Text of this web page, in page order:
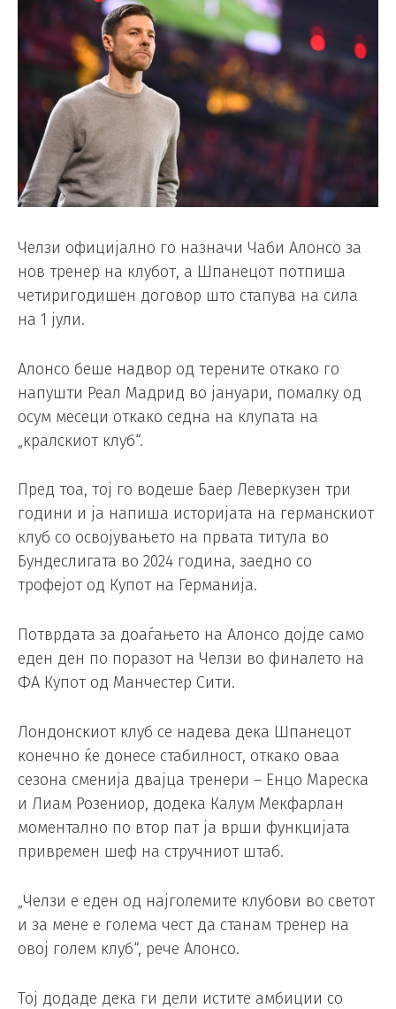
Челзи официјално го назначи Чаби Алонсо за
нов тренер на клубот, а Шпанецот потпиша
четиригодишен договор што стапува на сила
на 1 јули.
Алонсо беше надвор од терените откако го
напушти Реал Мадрид во јануари, помалку од
осум месеци откако седна на клупата на
„кралскиот клуб“.
Пред тоа, тој го водеше Баер Леверкузен три
години и ја напиша историјата на германскиот
клуб со освојувањето на првата титула во
Бундеслигата во 2024 година, заедно со
трофејот од Купот на Германија.
Потврдата за доаѓањето на Алонсо дојде само
еден ден по поразот на Челзи во финалето на
ФА Купот од Манчестер Сити.
Лондонскиот клуб се надева дека Шпанецот
конечно ќе донесе стабилност, откако оваа
сезона сменија двајца тренери – Енцо Мареска
и Лиам Розениор, додека Калум Мекфарлан
моментално по втор пат ја врши функцијата
привремен шеф на стручниот штаб.
„Челзи е еден од најголемите клубови во светот
и за мене е голема чест да станам тренер на
овој голем клуб“, рече Алонсо.
Тој додаде дека ги дели истите амбиции со